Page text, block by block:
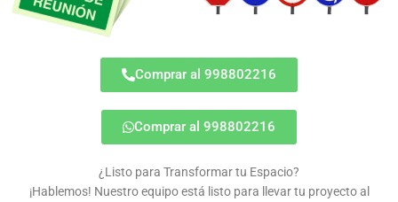
Comprar al 998802216
Comprar al 998802216
¿Listo para Transformar tu Espacio?
¡Hablemos! Nuestro equipo está listo para llevar tu proyecto al